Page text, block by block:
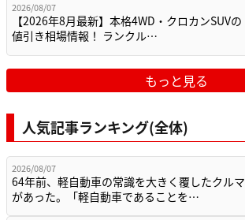
2026/08/07
【2026年8月最新】本格4WD・クロカンSUVの
値引き相場情報！ ランクル…
もっと見る
人気記事ランキング(全体)
2026/08/07
64年前、軽自動車の常識を大きく覆したクルマ
があった。「軽自動車であることを…